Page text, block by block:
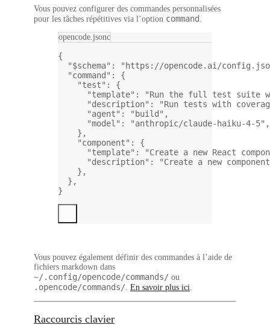
Vous pouvez configurer des commandes personnalisées
pour les tâches répétitives via l’option command
opencode.jsonc
{
"$schema" :
"https://opencode.ai/
"command" : {
"test" : {
"template" :
"Run the full test suite
"description" :
"Run tests with
"agent" : "build" ,
"model" : "anthropic/claude-haiku-4-5" ,
},
"component" : {
"template" :
"Create a new React
"description" :
"Create a new
},
},
}
Vous pouvez également définir des commandes à l’aide de
fichiers markdown dans
~/.config/opencode/commands/ ou
.opencode/commands/ En savoir plus ici
Raccourcis clavier